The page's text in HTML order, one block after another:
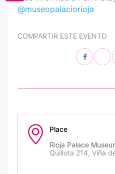
@museopalaciorioja
COMPARTIR ESTE EVENTO
Place
Rioja Palace
Quillota 214, Viña